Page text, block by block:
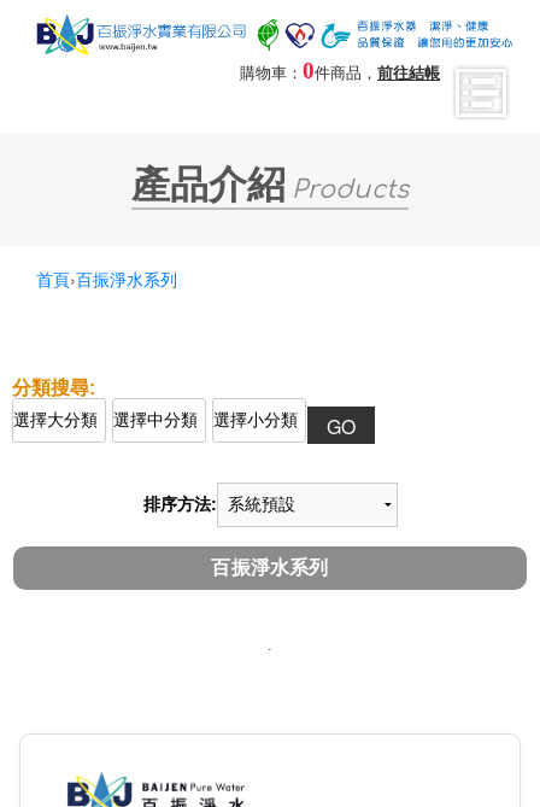
購物車： 0件商品， 前往結帳
產品介紹 Products
首頁›百振淨水系列
排序方法:
百振淨水系列